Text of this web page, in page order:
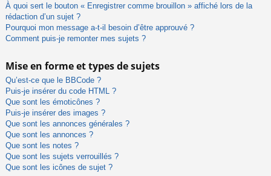
À quoi sert le bouton « Enregistrer comme brouillon » affiché lors de la
rédaction d’un sujet ?
Pourquoi mon message a-t-il besoin d’être approuvé ?
Comment puis-je remonter mes sujets ?
Mise en forme et types de sujets
Qu’est-ce que le BBCode ?
Puis-je insérer du code HTML ?
Que sont les émoticônes ?
Puis-je insérer des images ?
Que sont les annonces générales ?
Que sont les annonces ?
Que sont les notes ?
Que sont les sujets verrouillés ?
Que sont les icônes de sujet ?